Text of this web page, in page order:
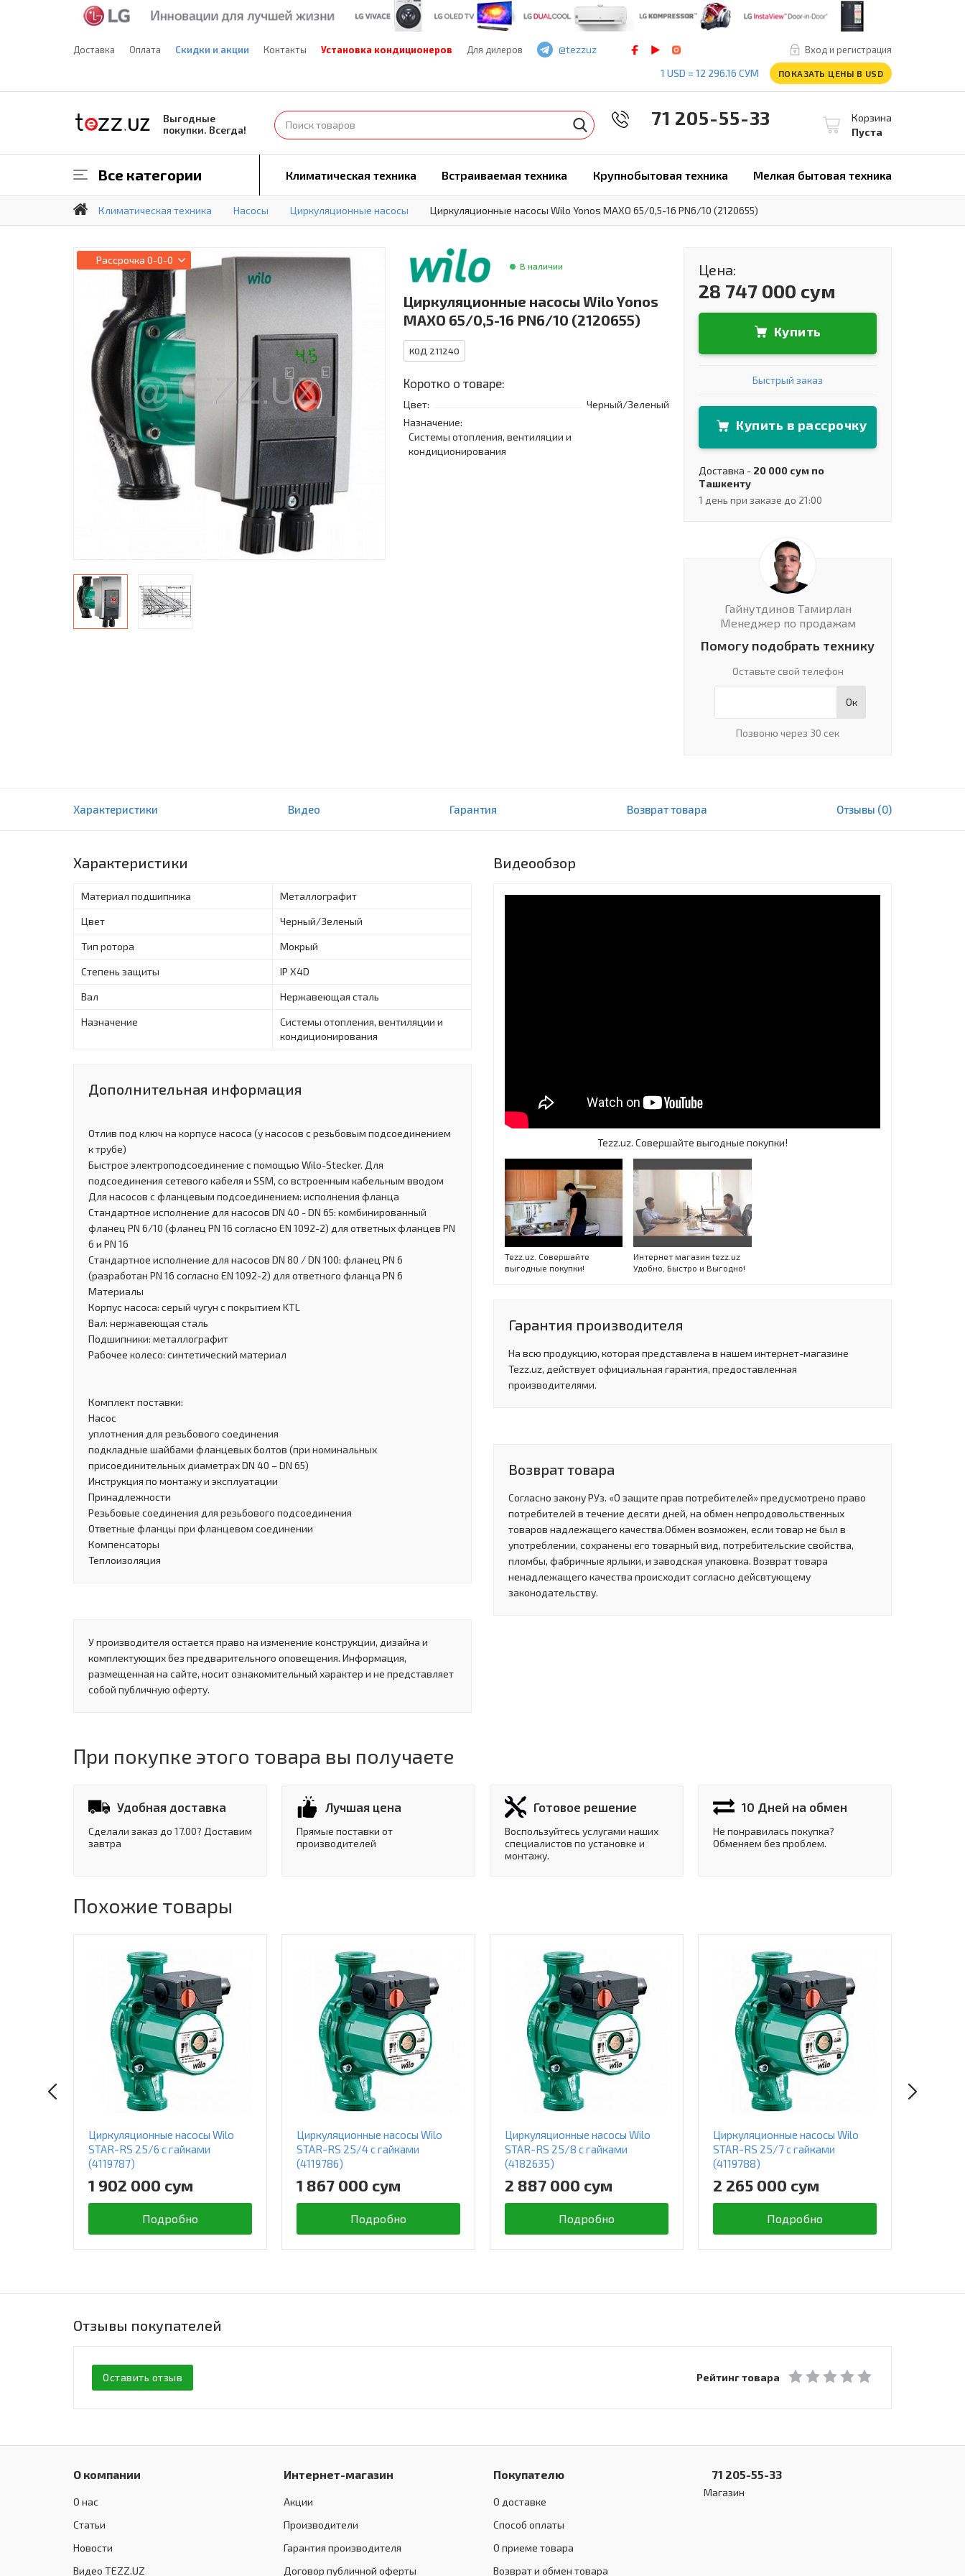
Доставка Оплата Скидки и акции Контакты Установка кондиционеров Для дилеров Вход и регистрация
@tezzuz
1 USD = 12 296.16 СУМ
ПОКАЗАТЬ ЦЕНЫ В USD
Выгодные
покупки. Всегда!
Корзина
Пуста
71 205-55-33
Все категории Климатическая техника Встраиваемая техника Крупнобытовая техника Мелкая бытовая техника
Климатическая техника Насосы Циркуляционные насосы Циркуляционные насосы Wilo Yonos MAXO 65/0,5-16 PN6/10 (2120655)
Рассрочка 0-0-0
В наличии
Циркуляционные насосы Wilo Yonos
MAXO 65/0,5-16 PN6/10 (2120655)
КОД 211240
Коротко о товаре:
Цвет:
Черный/Зеленый
Назначение:
Системы отопления, вентиляции и
кондиционирования
Цена:
28 747 000 сум
Купить
Быстрый заказ
Купить в рассрочку
Доставка - 20 000 сум по
Ташкенту
1 день при заказе до 21:00
Гайнутдинов Тамирлан
Менеджер по продажам
Помогу подобрать технику
Оставьте свой телефон
Ок
Позвоню через 30 сек
(2120655)
28 747 000 сум В корзину
Характеристики Видео Гарантия Возврат товара Отзывы (0)
Характеристики
Материал подшипника Металлографит
Цвет Черный/Зеленый
Тип ротора Мокрый
Степень защиты IP X4D
Вал Нержавеющая сталь
Назначение
Системы отопления, вентиляции и
кондиционирования
Дополнительная информация
Отлив под ключ на корпусе насоса (у насосов с резьбовым подсоединением
к трубе)
Быстрое электроподсоединение с помощью Wilo-Stecker. Для
подсоединения сетевого кабеля и SSM, со встроенным кабельным вводом
Для насосов с фланцевым подсоединением: исполнения фланца
Стандартное исполнение для насосов DN 40 - DN 65: комбинированный
фланец PN 6/10 (фланец PN 16 согласно EN 1092-2) для ответных фланцев PN
6 и PN 16
Стандартное исполнение для насосов DN 80 / DN 100: фланец PN 6
(разработан PN 16 согласно EN 1092-2) для ответного фланца PN 6
Материалы
Корпус насоса: серый чугун с покрытием KTL
Вал: нержавеющая сталь
Подшипники: металлографит
Рабочее колесо: синтетический материал
Комплект поставки:
Насос
уплотнения для резьбового соединения
подкладныe шайбами фланцевых болтов (при номинальных
присоединительных диаметрах DN 40 – DN 65)
Инструкция по монтажу и эксплуатации
Принадлежности
Резьбовые соединения для резьбового подсоединения
Ответные фланцы при фланцевом соединении
Компенсаторы
Теплоизоляция
У производителя остается право на изменение конструкции, дизайна и
комплектующих без предварительного оповещения. Информация,
размещенная на сайте, носит ознакомительный характер и не представляет
собой публичную оферту.
Видеообзор
Tezz.uz. Совершайте выгодные покупки!
Tezz.uz. Совершайте
выгодные покупки!
Интернет магазин tezz.uz
Удобно, Быстро и Выгодно!
Гарантия производителя
На всю продукцию, которая представлена в нашем интернет-магазине
Tezz.uz, действует официальная гарантия, предоставленная
производителями.
Возврат товара
Согласно закону РУз. «О защите прав потребителей» предусмотрено право
потребителей в течение десяти дней, на обмен непродовольственных
товаров надлежащего качества.Обмен возможен, если товар не был в
употреблении, сохранены его товарный вид, потребительские свойства,
пломбы, фабричные ярлыки, и заводская упаковка. Возврат товара
ненадлежащего качества происходит согласно дейсвтующему
законодательству.
При покупке этого товара вы получаете
Удобная доставка
Сделали заказ до 17.00? Доставим
завтра
Лучшая цена
Прямые поставки от
производителей
Готовое решение
Воспользуйтесь услугами наших
специалистов по установке и
монтажу.
10 Дней на обмен
Не понравилась покупка?
Обменяем без проблем.
Похожие товары
Циркуляционные насосы Wilo
STAR-RS 25/6 с гайками
(4119787)
1 902 000 сум
Подробно
Циркуляционные насосы Wilo
STAR-RS 25/4 с гайками
(4119786)
1 867 000 сум
Подробно
Циркуляционные насосы Wilo
STAR-RS 25/8 с гайками
(4182635)
2 887 000 сум
Подробно
Циркуляционные насосы Wilo
STAR-RS 25/7 с гайками
(4119788)
2 265 000 сум
Подробно
Отзывы покупателей
Оставить отзыв Рейтинг товара
О компании
О нас
Статьи
Новости
Видео TEZZ.UZ
Интернет-магазин
Акции
Производители
Гарантия производителя
Договор публичной оферты
Покупателю
О доставке
Способ оплаты
О приеме товара
Возврат и обмен товара
71 205-55-33
Магазин